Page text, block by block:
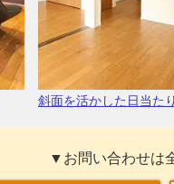
斜面を活かした日当た
▼お問い合わせは